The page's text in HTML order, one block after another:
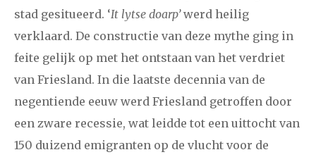
stad gesitueerd. ‘It lytse doarp’werd heilig
verklaard. De constructie van deze mythe ging in
feite gelijk op met het ontstaan van het verdriet
van Friesland. In die laatste decennia van de
negentiende eeuw werd Friesland getroffen door
een zware recessie, wat leidde tot een uittocht van
150 duizend emigranten op de vlucht voor de